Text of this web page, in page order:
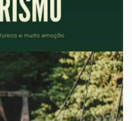
brasileiro!